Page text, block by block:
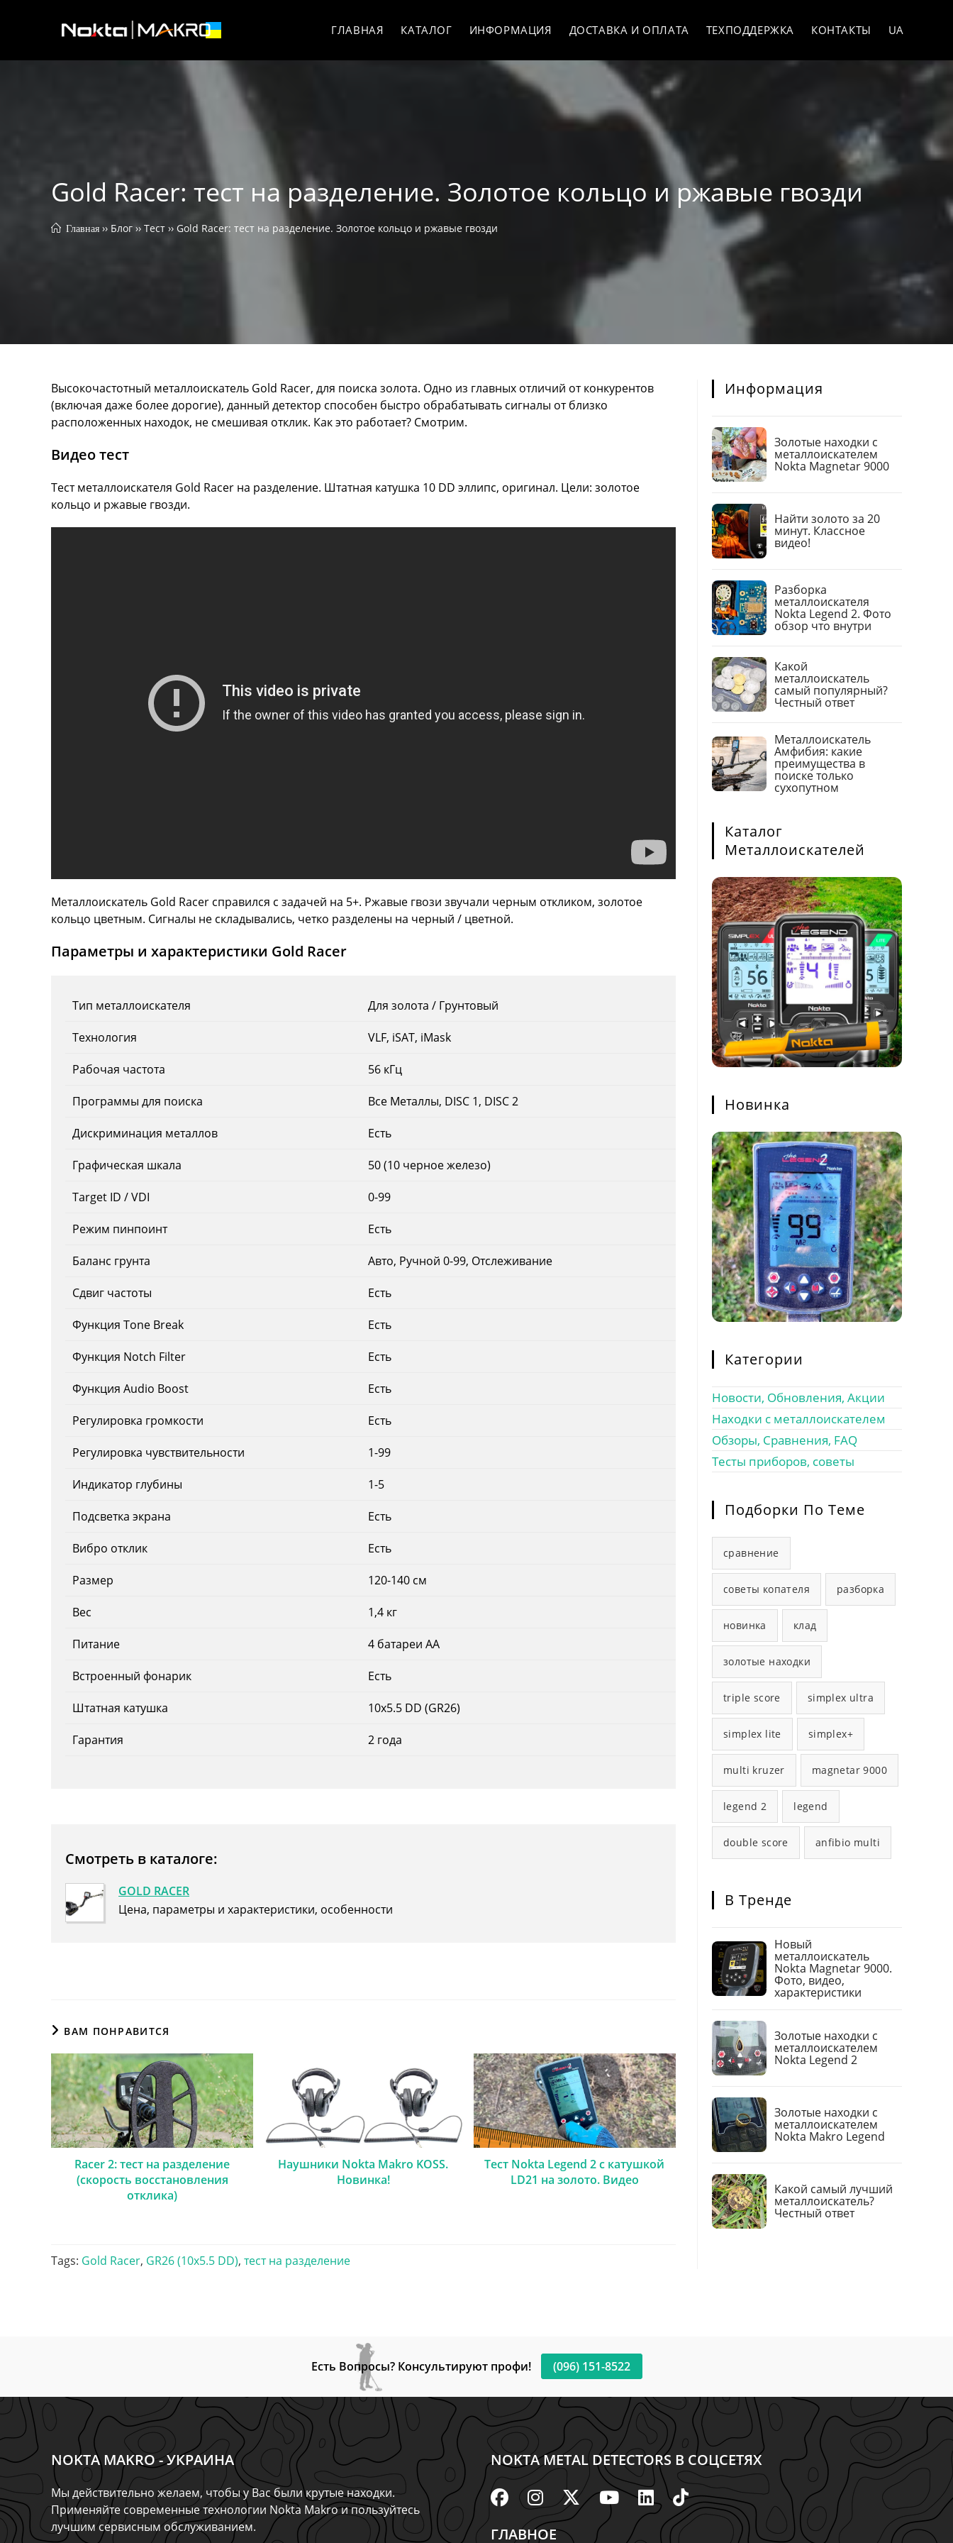
ГЛАВНАЯ КАТАЛОГ ИНФОРМАЦИЯ ДОСТАВКА И ОПЛАТА ТЕХПОДДЕРЖКА КОНТАКТЫ UA
Gold Racer: тест на разделение. Золотое кольцо и ржавые гвозди
Главная ›› Блог ›› Тест ›› Gold Racer: тест на разделение. Золотое кольцо и ржавые гвозди
Высокочастотный металлоискатель Gold Racer, для поиска золота. Одно из главных отличий от конкурентов
(включая даже более дорогие), данный детектор способен быстро обрабатывать сигналы от близко
расположенных находок, не смешивая отклик. Как это работает? Смотрим.
Видео тест
Тест металлоискателя Gold Racer на разделение. Штатная катушка 10 DD эллипс, оригинал. Цели: золотое
кольцо и ржавые гвозди.
Металлоискатель Gold Racer справился с задачей на 5+. Ржавые гвози звучали черным откликом, золотое
кольцо цветным. Сигналы не складывались, четко разделены на черный / цветной.
Параметры и характеристики Gold Racer
Тип металлоискателя Для золота / Грунтовый
Технология VLF, iSAT, iMask
Рабочая частота 56 кГц
Программы для поиска Все Металлы, DISC 1, DISC 2
Дискриминация металлов Есть
Графическая шкала 50 (10 черное железо)
Target ID / VDI 0-99
Режим пинпоинт Есть
Баланс грунта Авто, Ручной 0-99, Отслеживание
Сдвиг частоты Есть
Функция Tone Break Есть
Функция Notch Filter Есть
Функция Audio Boost Есть
Регулировка громкости Есть
Регулировка чувствительности 1-99
Индикатор глубины 1-5
Подсветка экрана Есть
Вибро отклик Есть
Размер 120-140 см
Вес 1,4 кг
Питание 4 батареи АА
Встроенный фонарик Есть
Штатная катушка 10x5.5 DD (GR26)
Гарантия 2 года
Смотреть в каталоге:
GOLD RACER
Цена, параметры и характеристики, особенности
ВАМ ПОНРАВИТСЯ
Racer 2: тест на разделение
(скорость восстановления
отклика)
Наушники Nokta Makro KOSS.
Новинка!
Тест Nokta Legend 2 с катушкой
LD21 на золото. Видео
Tags: Gold Racer, GR26 (10x5.5 DD), тест на разделение
Информация
Золотые находки с
металлоискателем
Nokta Magnetar 9000
Найти золото за 20
минут. Классное
видео!
Разборка
металлоискателя
Nokta Legend 2. Фото
обзор что внутри
Какой
металлоискатель
самый популярный?
Честный ответ
Металлоискатель
Амфибия: какие
преимущества в
поиске только
сухопутном
Каталог
Металлоискателей
Новинка
Категории
Новости, Обновления, Акции
Находки с металлоискателем
Обзоры, Сравнения, FAQ
Тесты приборов, советы
Подборки По Теме
сравнение
советы копателя разборка
новинка клад
золотые находки
triple score simplex ultra
simplex lite simplex+
multi kruzer magnetar 9000
legend 2 legend
double score anfibio multi
В Тренде
Новый
металлоискатель
Nokta Magnetar 9000.
Фото, видео,
характеристики
Золотые находки с
металлоискателем
Nokta Legend 2
Золотые находки с
металлоискателем
Nokta Makro Legend
Какой самый лучший
металлоискатель?
Честный ответ
Есть Вопросы? Консультируют профи! (096) 151-8522
NOKTA MAKRO - УКРАИНА
Мы действительно желаем, чтобы у Вас были крутые находки.
Применяйте современные технологии Nokta Makro и пользуйтесь
лучшим сервисным обслуживанием.
NOKTA METAL DETECTORS В СОЦСЕТЯХ
ГЛАВНОЕ